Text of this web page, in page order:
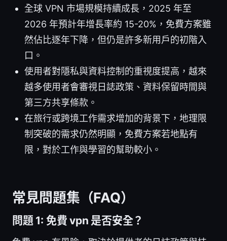
全球 VPN 市場規模持續成長，2025 年至
2026 年預計年增長率約 15-20%，免費方案雖
然佔比逐年下降，但仍是許多新用戶的初階入
口。
使用者對隱私與資料控制的重視度提高，越來
越多使用者會審視日誌政策、資料保留時間與
第三方共享條款。
在旅行或跨境工作需求增加的背景下，地理限
制突破的需求仍然明顯，免費方案若地點有
限，對於工作與學習的幫助較小。
常見問題集（FAQ）
問題 1: 免費 vpn 是否安全？